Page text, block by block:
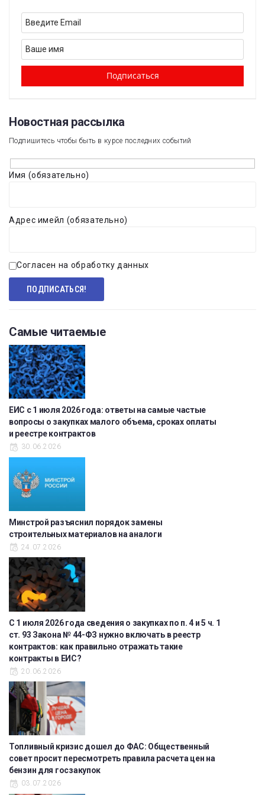
Новостная рассылка​
Подпишитесь чтобы быть в курсе последних событий
Имя (обязательно)
Адрес имейл (обязательно)
Согласен на обработку данных
Самые читаемые
ЕИС с 1 июля 2026 года: ответы на самые частые
вопросы о закупках малого объема, сроках оплаты
и реестре контрактов
30.06.2026
Минстрой разъяснил порядок замены
строительных материалов на аналоги
24.07.2026
С 1 июля 2026 года сведения о закупках по п. 4 и 5 ч. 1
ст. 93 Закона № 44-ФЗ нужно включать в реестр
контрактов: как правильно отражать такие
контракты в ЕИС?
20.06.2026
Топливный кризис дошел до ФАС: Общественный
совет просит пересмотреть правила расчета цен на
бензин для госзакупок
03.07.2026